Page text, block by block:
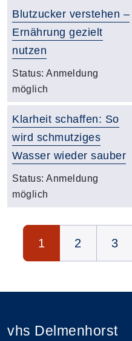
Blutzucker verstehen –
Ernährung gezielt
nutzen
Status: Anmeldung
möglich
Klarheit schaffen: So
wird schmutziges
Wasser wieder sauber
Status: Anmeldung
möglich
Seite 1 von 5
1 2 3
vhs Delmenhorst